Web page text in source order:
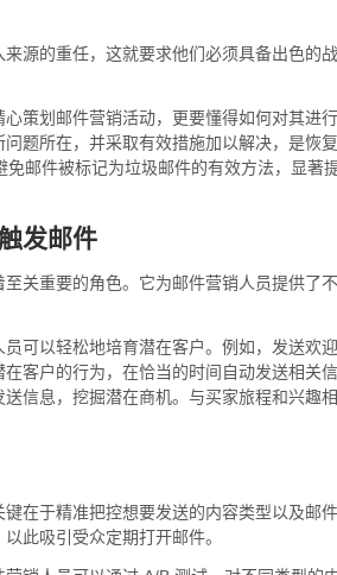
源的重任，这就要求他们必须具备出色的
策划邮件营销活动，更要懂得如何对其进
题所在，并采取有效措施加以解决，是恢
邮件被标记为垃圾邮件的有效方法，显
发邮件
关重要的角色。它为邮件营销人员提供了
可以轻松地培育潜在客户。例如，发送欢
客户的行为，在恰当的时间自动发送相关
信息，挖掘潜在商机。与买家旅程和兴趣
在于精准把控想要发送的内容类型以及邮
此吸引受众定期打开邮件。